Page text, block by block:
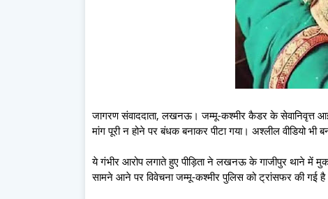
जागरण संवाददाता, लखनऊ। जम्मू-कश्मीर कैडर के सेवानिवृत्त
मांग पूरी न होने पर बंधक बनाकर पीटा गया। अश्लील वीडियो भी
ये गंभीर आरोप लगाते हुए पीड़िता ने लखनऊ के गाजीपुर थाने में
सामने आने पर विवेचना जम्मू-कश्मीर पुलिस को ट्रांसफर की गई